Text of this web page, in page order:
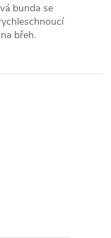
bunda se
břeh.